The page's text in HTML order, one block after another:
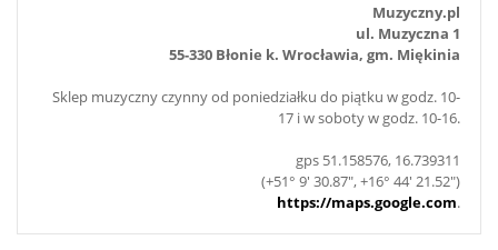
Muzyczny.pl
ul. Muzyczna 1
55-330 Błonie k. Wrocławia, gm. Miękinia
Sklep muzyczny czynny od poniedziałku do piątku w godz. 10-
17 i w soboty w godz. 10-16.
gps 51.158576, 16.739311
(+51° 9' 30.87", +16° 44' 21.52")
https://maps.google.com.